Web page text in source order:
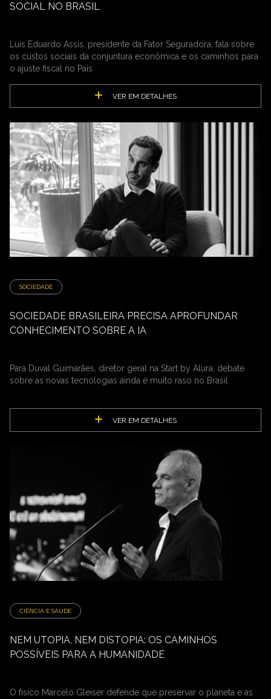
SOCIAL NO BRASIL
Luís Eduardo Assis, presidente da Fator Seguradora, fala sobre
os custos sociais da conjuntura econômica e os caminhos para
o ajuste fiscal no País
VER EM DETALHES
SOCIEDADE
SOCIEDADE BRASILEIRA PRECISA APROFUNDAR
CONHECIMENTO SOBRE A IA
Para Duval Guimarães, diretor geral na Start by Alura, debate
sobre as novas tecnologias ainda é muito raso no Brasil
VER EM DETALHES
CIÊNCIA E SAÚDE
NEM UTOPIA, NEM DISTOPIA: OS CAMINHOS
POSSÍVEIS PARA A HUMANIDADE
O físico Marcelo Gleiser defende que preservar o planeta e as